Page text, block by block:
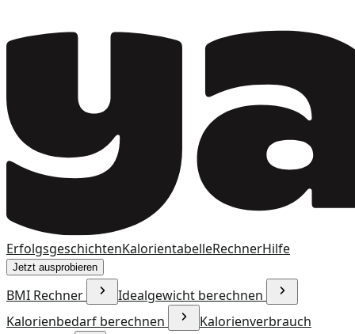
ErfolgsgeschichtenKalorientabelleRechnerHilfe
Jetzt ausprobieren
BMI Rechner
Idealgewicht berechnen
Kalorienbedarf berechnen
Kalorienverbrauch